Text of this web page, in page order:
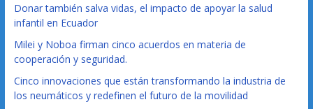
Donar también salva vidas, el impacto de apoyar la salud
infantil en Ecuador
Milei y Noboa firman cinco acuerdos en materia de
cooperación y seguridad.
Cinco innovaciones que están transformando la industria de
los neumáticos y redefinen el futuro de la movilidad